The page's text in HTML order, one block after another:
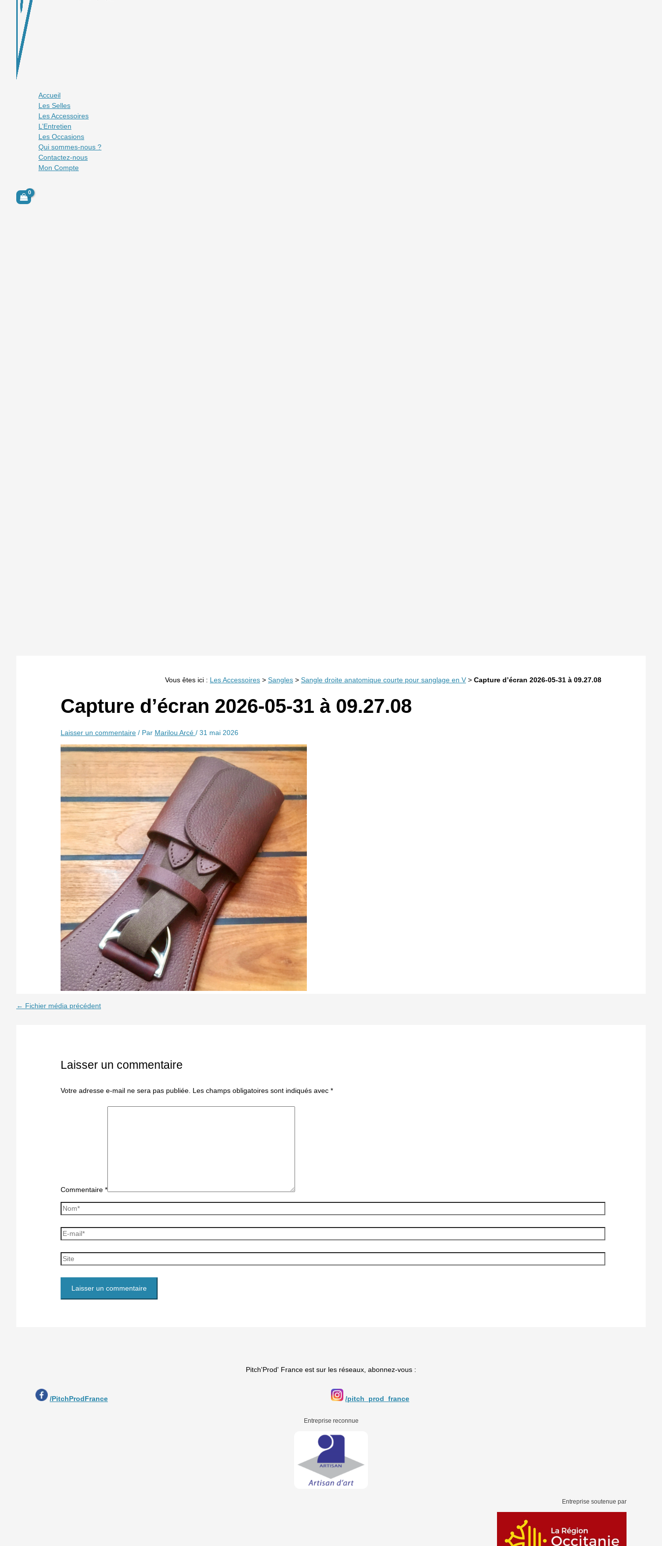
Accueil
Les Selles
Les Accessoires
L’Entretien
Les Occasions
Qui sommes-nous ?
Contactez-nous
Mon Compte
Vous êtes ici : Les Accessoires > Sangles > Sangle droite anatomique courte pour sanglage en V > Capture d’écran 2026-05-31 à 09.27.08
Capture d’écran 2026-05-31 à 09.27.08
Laisser un commentaire / Par Marilou Arcé / 31 mai 2026
← Fichier média précédent
Laisser un commentaire
Votre adresse e-mail ne sera pas publiée. Les champs obligatoires sont indiqués avec *
Commentaire *
Nom*
E-
mail*
Site
Pitch'Prod' France est sur les réseaux, abonnez-vous :
/PitchProdFrance /pitch_prod_france
Entreprise reconnue
Entreprise soutenue par